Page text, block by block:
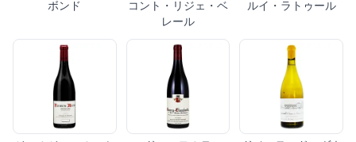
ボンド
コント・リジェ・ベ
レール
ルイ・ラトゥール